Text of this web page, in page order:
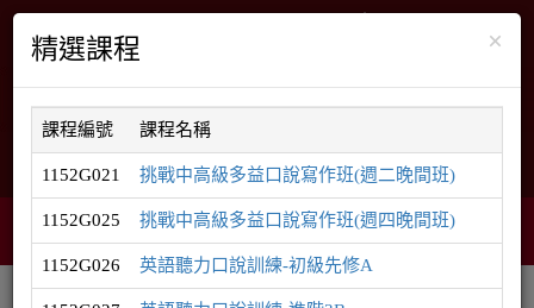
English 網站導覽
網頁選單
購物車 0
課程系列
相關連結
×
精選課程
課程編號 課程名稱
1152G021 挑戰中高級多益口說寫作班(週二晚間班)
1152G025 挑戰中高級多益口說寫作班(週四晚間班)
1152G026 英語聽力口說訓練-初級先修A